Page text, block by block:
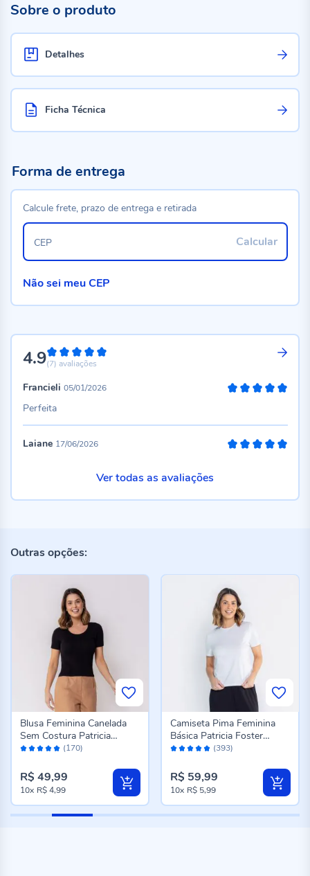
Sobre o produto
Detalhes
Ficha Técnica
4.998%
(7) avaliações
Francieli 05/01/2026
Perfeita
Laiane 17/06/2026
Ver todas as avaliações
Forma de entrega
Calcule frete, prazo de entrega e retirada
Calcular
CEP
Não sei meu CEP
Outras opções:
Avaliação: (170)
Blusa Feminina Canelada
Sem Costura Patricia
Foster Preto
R$ 49,99
10x R$ 4,99
Avaliação: (393)
Camiseta Pima Feminina
Básica Patricia Foster
Branco
R$ 59,99
10x R$ 5,99